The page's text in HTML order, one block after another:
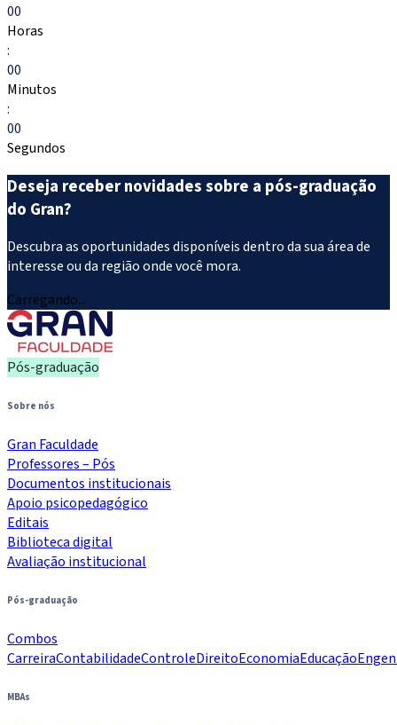
00
Horas
:
00
Minutos
:
00
Segundos
Deseja receber novidades sobre a pós-graduação
do Gran?
Descubra as oportunidades disponíveis dentro da sua área de
interesse ou da região onde você mora.
Carregando...
Pós-graduação
Sobre nós
Gran Faculdade
Professores – Pós
Documentos institucionais
Apoio psicopedagógico
Editais
Biblioteca digital
Avaliação institucional
Pós-graduação
Combos
CarreiraContabilidadeControleDireitoEconomiaEducação
MBAs